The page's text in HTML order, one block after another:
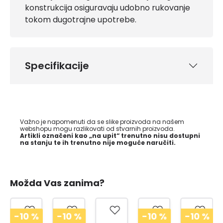
konstrukcija osiguravaju udobno rukovanje
tokom dugotrajne upotrebe.
Specifikacije
Važno je napomenuti da se slike proizvoda na našem
webshopu mogu razlikovati od stvarnih proizvoda.
Artikli označeni kao „na upit“ trenutno nisu dostupni
na stanju te ih trenutno nije moguće naručiti.
Možda Vas zanima?
-10 % -10% -10 % -10 %